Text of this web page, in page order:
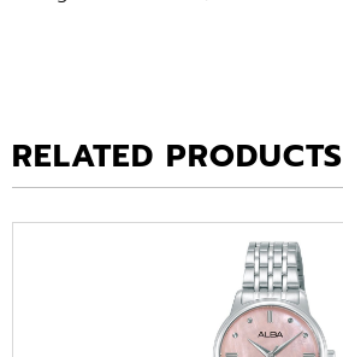
RELATED PRODUCTS